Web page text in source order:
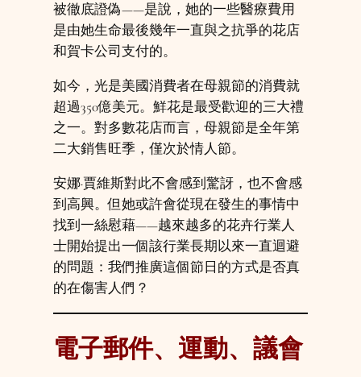
被徹底證偽——是說，她的一些醫療費用
是由她生命最後幾年一直與之抗爭的花店
和賀卡公司支付的。
如今，光是美國消費者在母親節的消費就
超過350億美元。鮮花是最受歡迎的三大禮
之一。對多數花店而言，母親節是全年第
二大銷售旺季，僅次於情人節。
安娜·賈維斯對此不會感到驚訝，也不會感
到高興。但她或許會從現在發生的事情中
找到一絲慰藉——越來越多的花卉行業人
士開始提出一個該行業長期以來一直迴避
的問題：我們推廣這個節日的方式是否真
的在傷害人們？
電子郵件、運動、議會